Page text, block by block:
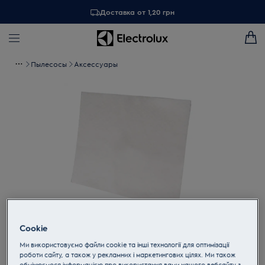
Доставка от 1,20 грн
Пылесосы Аксессуары
Cookie
Ми використовуємо файли cookie та інші технології для оптимізації
роботи сайту, а також у рекламних і маркетингових цілях. Ми також